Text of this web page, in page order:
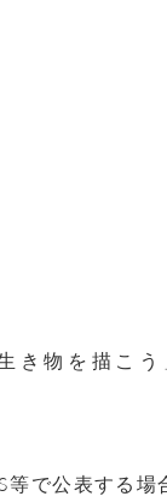
き物を描こう
で公表する場